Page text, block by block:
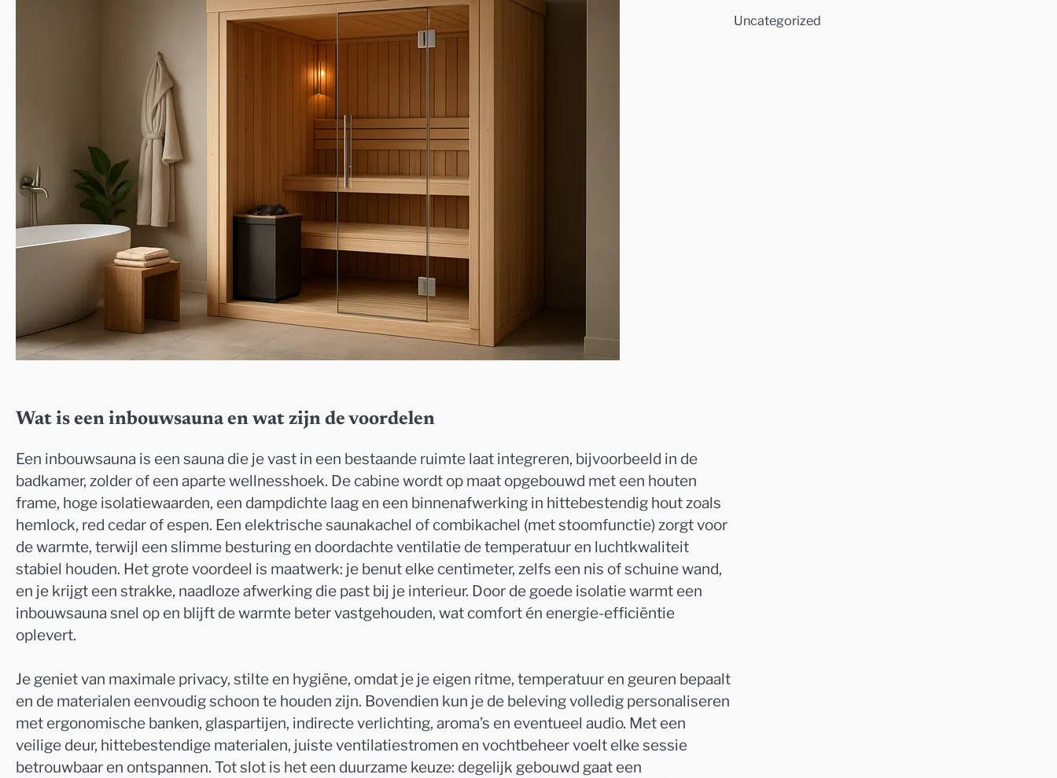
Wat is een inbouwsauna en wat zijn de voordelen
Een inbouwsauna is een sauna die je vast in een bestaande ruimte laat integreren, bijvoorbeeld in de
badkamer, zolder of een aparte wellnesshoek. De cabine wordt op maat opgebouwd met een houten
frame, hoge isolatiewaarden, een dampdichte laag en een binnenafwerking in hittebestendig hout zoals
hemlock, red cedar of espen. Een elektrische saunakachel of combikachel (met stoomfunctie) zorgt voor
de warmte, terwijl een slimme besturing en doordachte ventilatie de temperatuur en luchtkwaliteit
stabiel houden. Het grote voordeel is maatwerk: je benut elke centimeter, zelfs een nis of schuine wand,
en je krijgt een strakke, naadloze afwerking die past bij je interieur. Door de goede isolatie warmt een
inbouwsauna snel op en blijft de warmte beter vastgehouden, wat comfort én energie-efficiëntie
oplevert.
Je geniet van maximale privacy, stilte en hygiëne, omdat je je eigen ritme, temperatuur en geuren bepaalt
en de materialen eenvoudig schoon te houden zijn. Bovendien kun je de beleving volledig personaliseren
met ergonomische banken, glaspartijen, indirecte verlichting, aroma’s en eventueel audio. Met een
veilige deur, hittebestendige materialen, juiste ventilatiestromen en vochtbeheer voelt elke sessie
betrouwbaar en ontspannen. Tot slot is het een duurzame keuze: degelijk gebouwd gaat een
Uncategorized